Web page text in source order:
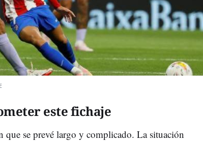
este fichaje
que se prevé largo y complicado. La situación